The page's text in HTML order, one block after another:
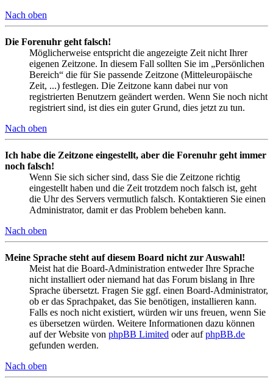
Nach oben
Die Forenuhr geht falsch!
Möglicherweise entspricht die angezeigte Zeit nicht Ihrer
eigenen Zeitzone. In diesem Fall sollten Sie im „Persönlichen
Bereich“ die für Sie passende Zeitzone (Mitteleuropäische
Zeit, ...) festlegen. Die Zeitzone kann dabei nur von
registrierten Benutzern geändert werden. Wenn Sie noch nicht
registriert sind, ist dies ein guter Grund, dies jetzt zu tun.
Nach oben
Ich habe die Zeitzone eingestellt, aber die Forenuhr geht immer
noch falsch!
Wenn Sie sich sicher sind, dass Sie die Zeitzone richtig
eingestellt haben und die Zeit trotzdem noch falsch ist, geht
die Uhr des Servers vermutlich falsch. Kontaktieren Sie einen
Administrator, damit er das Problem beheben kann.
Nach oben
Meine Sprache steht auf diesem Board nicht zur Auswahl!
Meist hat die Board-Administration entweder Ihre Sprache
nicht installiert oder niemand hat das Forum bislang in Ihre
Sprache übersetzt. Fragen Sie ggf. einen Board-Administrator,
ob er das Sprachpaket, das Sie benötigen, installieren kann.
Falls es noch nicht existiert, würden wir uns freuen, wenn Sie
es übersetzen würden. Weitere Informationen dazu können
auf der Website von phpBB Limited oder aufphpBB.de
gefunden werden.
Nach oben